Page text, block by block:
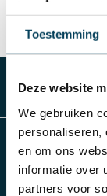
Toestemming
Deze website
We gebruiken
personaliseren,
en om ons
informatie over
partners voor
Slaap